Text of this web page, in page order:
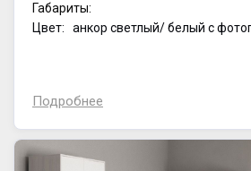
Габариты:
Цвет: анкор светлый/ белый с
Подробнее